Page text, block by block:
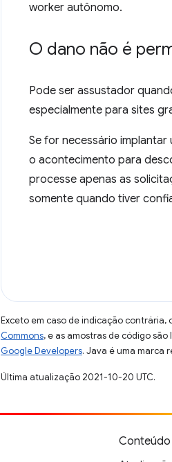
worker autônomo.
O dano não é
Pode ser assustador
especialmente para sites
Se for necessário
o acontecimento para
processe apenas as
somente quando tiver
Exceto em caso de indicação
Commons, e as amostras de código
Google Developers. Java é uma marca
Última atualização 2021-10-20 UTC.